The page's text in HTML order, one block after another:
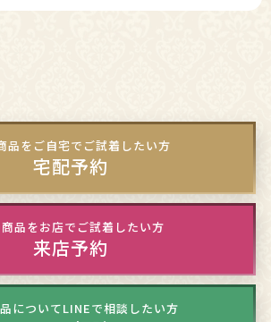
品をご自宅でご試着したい方
宅配予約
商品をお店でご試着したい方
来店予約
についてLINEで相談したい方